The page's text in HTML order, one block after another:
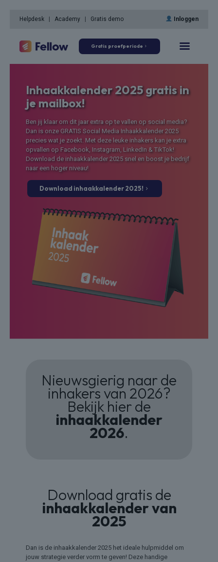
Helpdesk Academy Gratis demo Inloggen
Gratis proefperiode
Inhaakkalender 2025gratisin
je mailbox!
Ben jij klaar om dit jaar extra op te vallen op social media?
Dan is onze GRATIS Social Media Inhaakkalender 2025
precies wat je zoekt. Met deze leuke inhakers kan je extra
opvallen op Facebook, Instagram, LinkedIn & TikTok!
Download de inhaakkalender 2025 snel en boost je bedrijf
naar een hoger niveau!
Download inhaakkalender 2025!
Nieuwsgierig naar de
inhakers van 2026?
Bekijk hier de
inhaakkalender
2026.
Download gratis de
inhaakkalender van
2025
Dan is de inhaakkalender 2025 het ideale hulpmiddel om
jouw strategie verder vorm te geven! Deze handige